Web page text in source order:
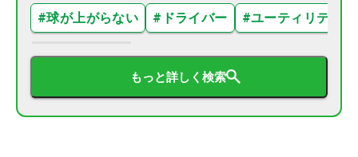
#球が上がらない # ドライバー #ユーティリティ
もっと詳しく検索